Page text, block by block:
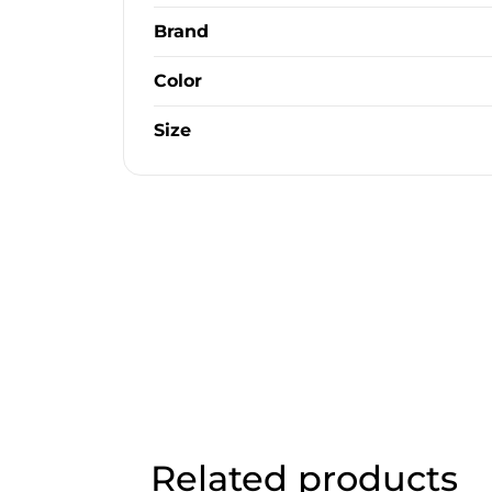
Brand
Color
Size
Related products